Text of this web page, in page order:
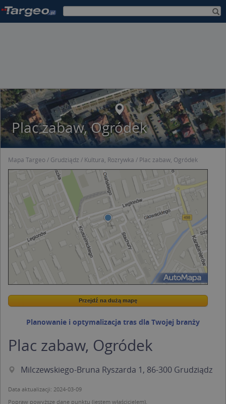
Plac zabaw, Ogródek
Mapa Targeo Grudziądz Kultura, Rozrywka Plac zabaw, Ogródek
Wstaw tę mapkę na swoją stronę
Przejdź na dużą mapę
Przejdź na dużą mapę
Planowanie i optymalizacja tras dla Twojej branży
Plac zabaw, Ogródek
Milczewskiego-Bruna Ryszarda 1, 86-300 Grudziądz
Data aktualizacji: 2024-03-09
Popraw powyższe dane punktu (jestem właścicielem).